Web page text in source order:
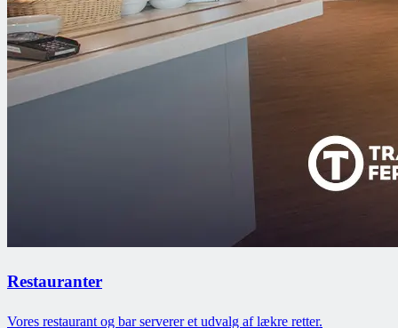
Restauranter
Vores restaurant og bar serverer et udvalg af lækre retter.